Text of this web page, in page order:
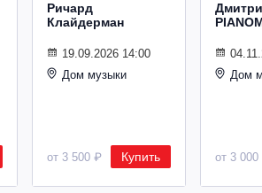
Ричард
Клайдерман
19.09.2026 14:00
Дом музыки
от 3 500 ₽ Купить
Дом
от 3